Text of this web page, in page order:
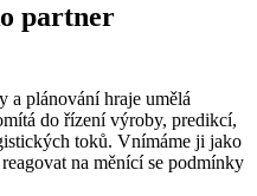
partner
a plánování hraje umělá
do řízení výroby, predikcí,
toků. Vnímáme ji jako
na měnící se podmínky